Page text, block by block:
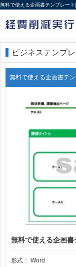
無料で使える企画書テンプレー
ビジネステンプレ
無料で使える企画書テ
無料で使える企画
形式： Word